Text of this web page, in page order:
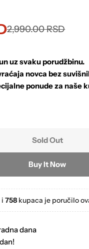
2,990.00 RSD
uz svaku porudžbinu.
novca bez
ponude za naše
Sold Out
Buy It Now
i 758kupaca je poručilo
dana